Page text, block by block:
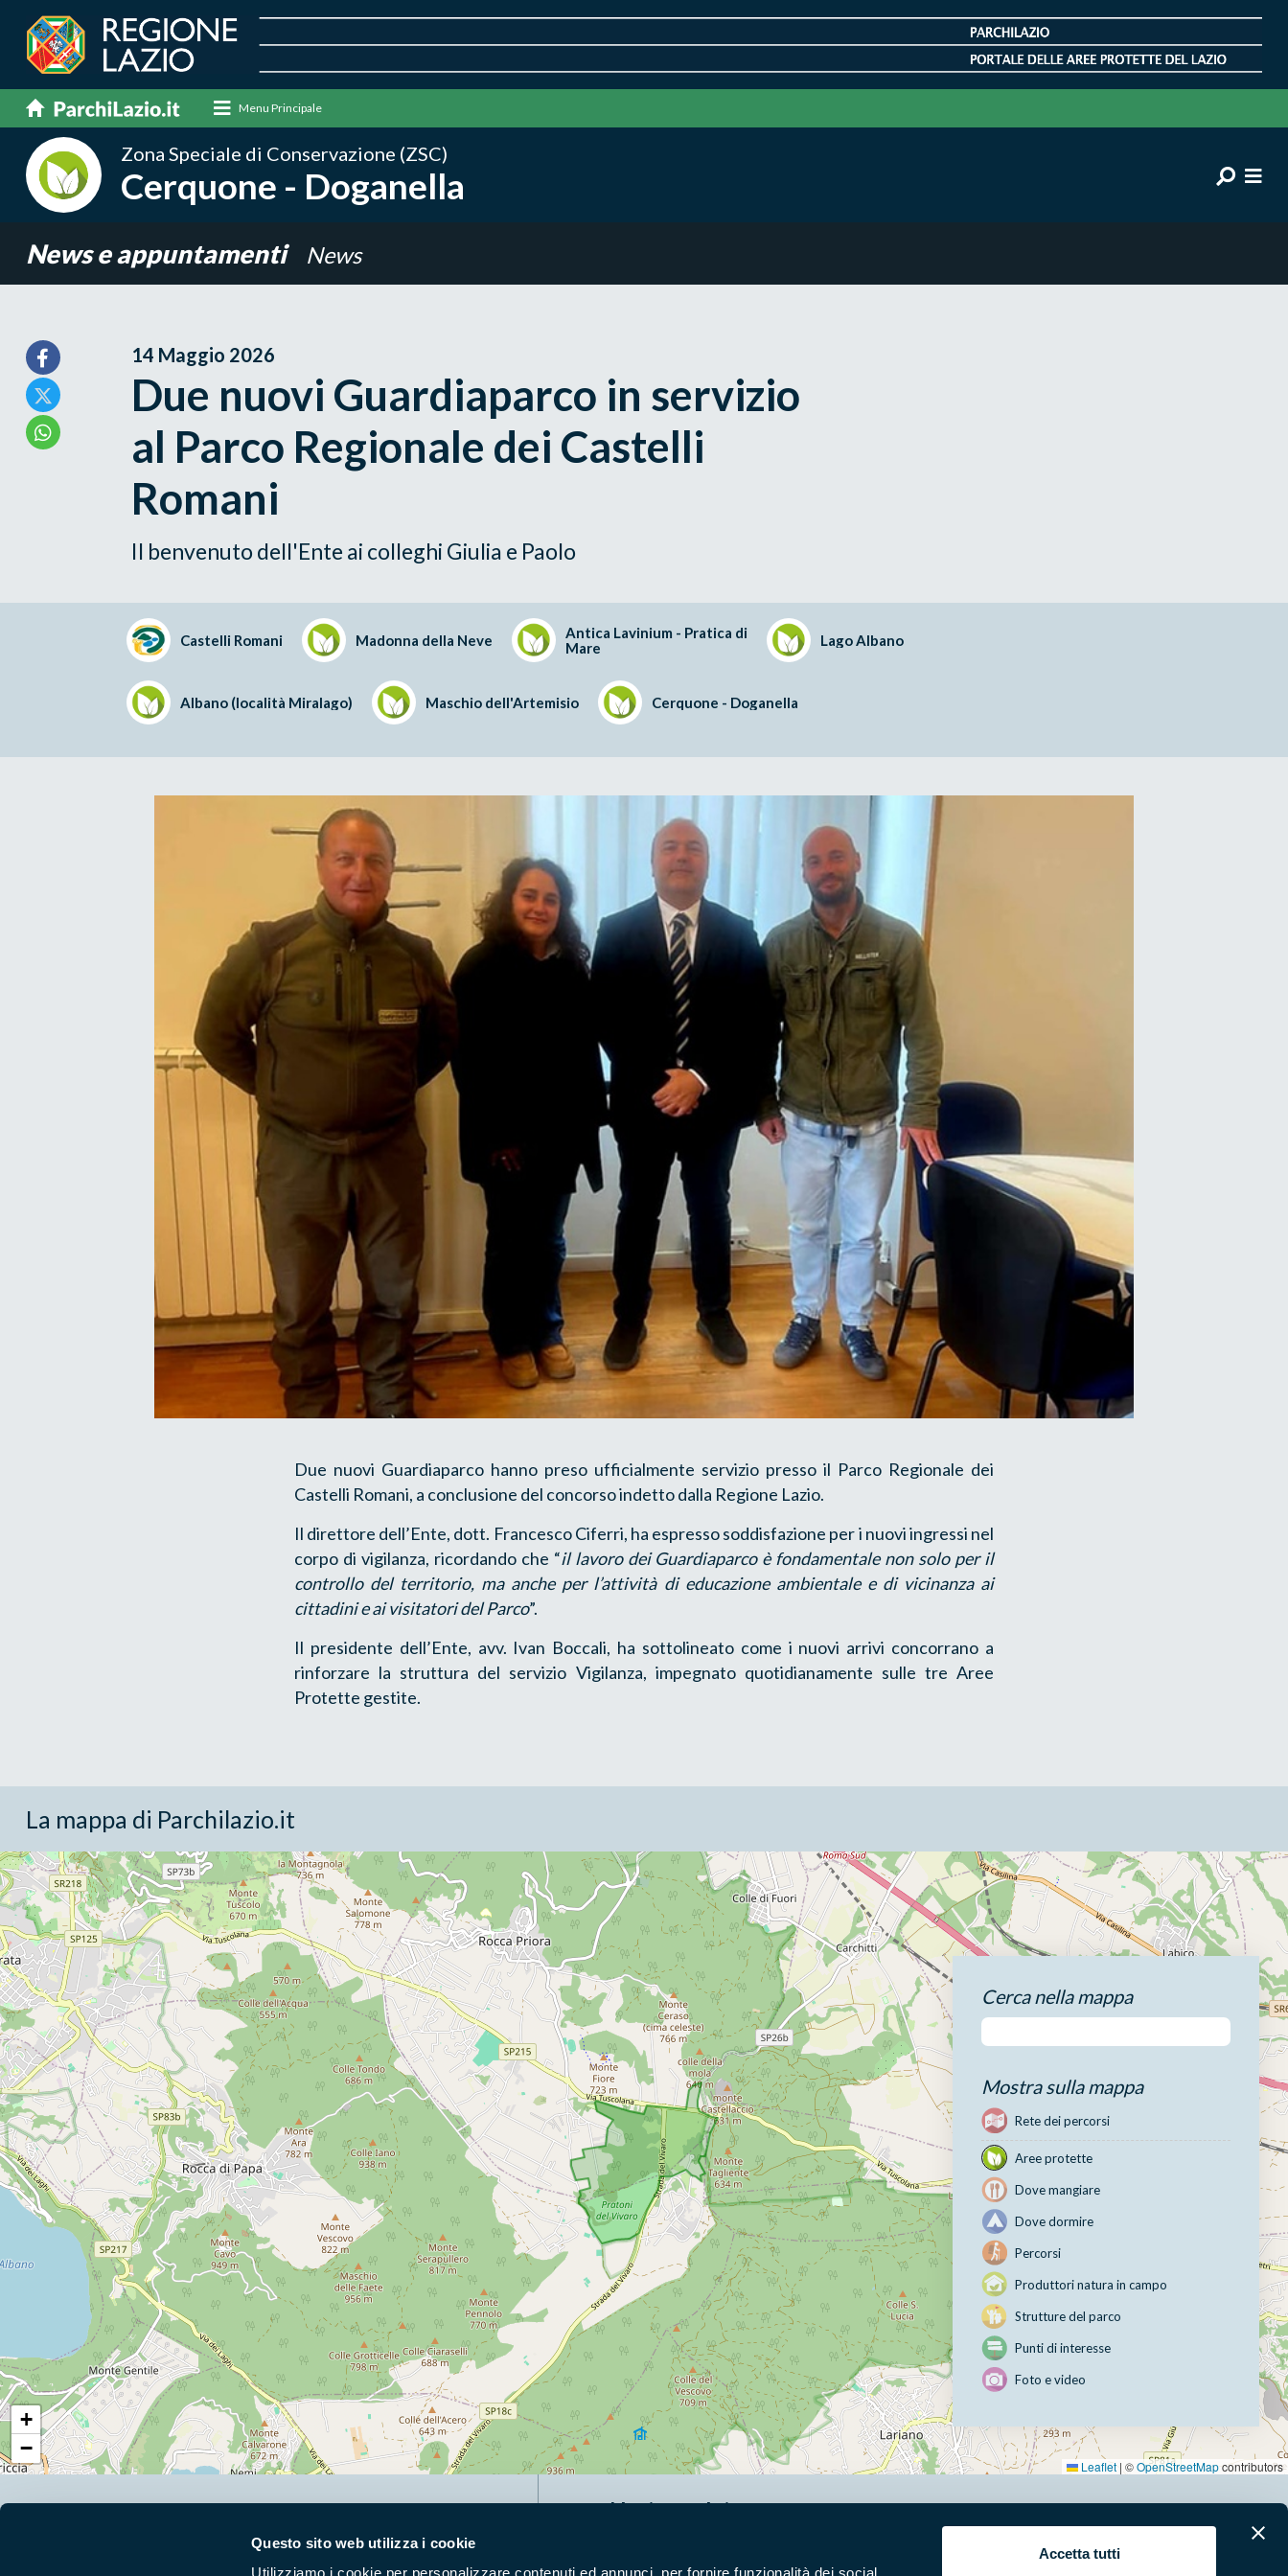
Questo sito web utilizza i cookie
Accetta tutti
Menu Principale
Zona Speciale di Conservazione (ZSC)
Cerquone - Doganella
News e appuntamenti News
14 Maggio 2026
Due nuovi Guardiaparco in servizio
al Parco Regionale dei Castelli
Romani
Il benvenuto dell'Ente ai colleghi Giulia e Paolo
Castelli Romani Madonna della Neve
Antica Lavinium - Pratica di
Mare
Lago Albano
Albano (località Miralago) Maschio dell'Artemisio Cerquone - Doganella
Due nuovi Guardiaparco hanno preso ufficialmente servizio presso il Parco Regionale dei
Castelli Romani, a conclusione del concorso indetto dalla Regione Lazio.
Il direttore dell’Ente, dott. Francesco Ciferri, ha espresso soddisfazione per i nuovi ingressi nel
corpo di vigilanza, ricordando che “il lavoro dei Guardiaparco è fondamentale non solo per il
controllo del territorio, ma anche per l’attività di educazione ambientale e di vicinanza ai
cittadini e ai visitatori del Parco”.
Il presidente dell’Ente, avv. Ivan Boccali, ha sottolineato come i nuovi arrivi concorrano a
rinforzare la struttura del servizio Vigilanza, impegnato quotidianamente sulle tre Aree
Protette gestite.
La mappa di Parchilazio.it
+
−
Leaflet | ©OpenStreetMapcontributors
Cerca nella mappa
Mostra sulla mappa
Rete dei percorsi
Aree protette
Dove mangiare
Dove dormire
Percorsi
Produttori natura in campo
Strutture del parco
Punti di interesse
Foto e video
Naviga nel sito
News e appuntamenti